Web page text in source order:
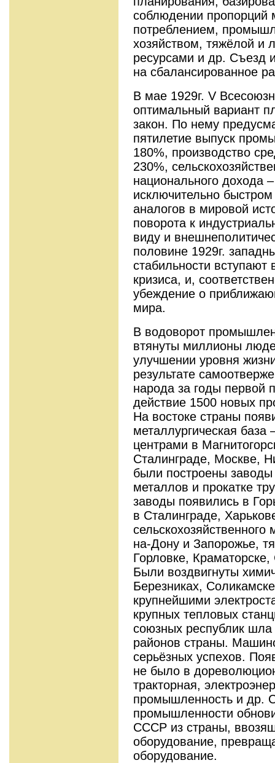
соблюдении пропорций
потреблением,
хозяйством, тяжёлой и
ресурсами и др. Съезд
на сбалансированное
В мае 1929г. V
оптимальный вариант
закон. По нему
пятилетие выпуск
180%, производство
230%,
национального дохода
исключительно
аналогов в мировой
поворота к
виду и
половине 1929г.
стабильности
кризиса, и,
убеждение о
мира.
В водоворот
втянуты миллионы
улучшении уровня
результате
народа за годы первой
действие 1500 новых
На востоке страны
металлургическая
центрами в
Сталинграде, Москве,
были построены
металлов и прокатке
заводы появились в
в Сталинграде,
на-Дону и Запорожье,
Горловке,
Были воздвигнуты
Березниках,
крупнейшими
крупных тепловых
союзных республик шла
районов страны.
серьёзных успехов.
не было в
тракторная,
промышленность и др.
промышленности
СССР из страны,
оборудование,
оборудование.